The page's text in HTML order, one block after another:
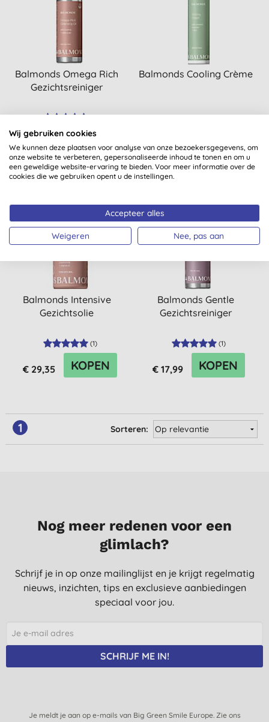
Balmonds Omega Rich
Gezichtsreiniger
€ 18,95 KOPEN
Balmonds Cooling Crème
€ 24,70
Balmonds Intensive
Gezichtsolie
(1)
€ 29,35 KOPEN
Balmonds Gentle
Gezichtsreiniger
(1)
€ 17,99 KOPEN
1 Sorteren:
Nog meer redenen voor een
glimlach?
Schrijf je in op onze mailinglijst en je krijgt regelmatig
nieuws, inzichten, tips en exclusieve aanbiedingen
speciaal voor jou.
SCHRIJF ME IN!
Je meldt je aan op e-mails van Big Green Smile Europe. Zie ons
Wij gebruiken cookies
We kunnen deze plaatsen voor analyse van onze bezoekersgegevens, om
onze website te verbeteren, gepersonaliseerde inhoud te tonen en om u
een geweldige website-ervaring te bieden. Voor meer informatie over de
cookies die we gebruiken opent u de instellingen.
Accepteer alles
Weigeren Nee, pas aan